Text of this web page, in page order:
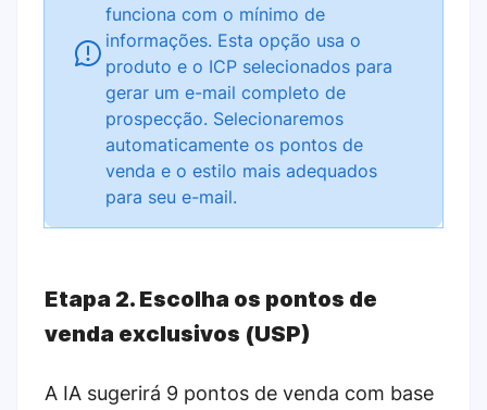
funciona com o mínimo de
informações. Esta opção usa o
produto e o ICP selecionados para
gerar um e-mail completo de
prospecção. Selecionaremos
automaticamente os pontos de
venda e o estilo mais adequados
para seu e-mail.
Etapa 2. Escolha os pontos de
venda exclusivos (USP)
A IA sugerirá 9 pontos de venda com base